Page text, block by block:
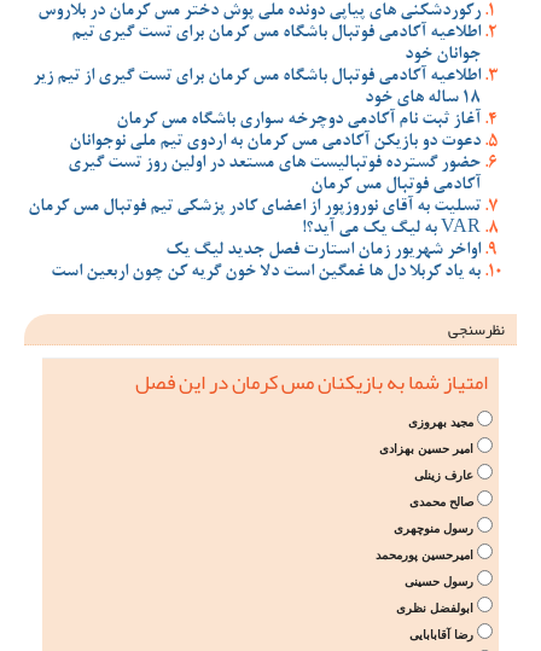
رکوردشکنی های پیاپی دونده ملی پوش دختر مس کرمان در بلاروس
اطلاعیه آکادمی فوتبال باشگاه مس کرمان برای تست گیری تیم
جوانان خود
اطلاعیه آکادمی فوتبال باشگاه مس کرمان برای تست گیری از تیم زیر
18 ساله های خود
آغاز ثبت نام آکادمی دوچرخه سواری باشگاه مس کرمان
دعوت دو بازیکن آکادمی مس کرمان به اردوی تیم ملی نوجوانان
حضور گسترده فوتبالیست های مستعد در اولین روز تست گیری
آکادمی فوتبال مس کرمان
تسلیت به آقای نوروزپور از اعضای کادر پزشکی تیم فوتبال مس کرمان
VAR به لیگ یک می آید؟!
اواخر شهریور زمان استارت فصل جدید لیگ یک
به یاد کربلا دل ها غمگین است دلا خون گریه کن چون اربعین است
نظرسنجی
امتیاز شما به بازیکنان مس کرمان در این فصل
مجید بهروزی
امیر حسین بهزادی
عارف زینلی
صالح محمدی
رسول منوچهری
امیرحسین پورمحمد
رسول حسینی
ابولفضل نظری
رضا آقابابایی